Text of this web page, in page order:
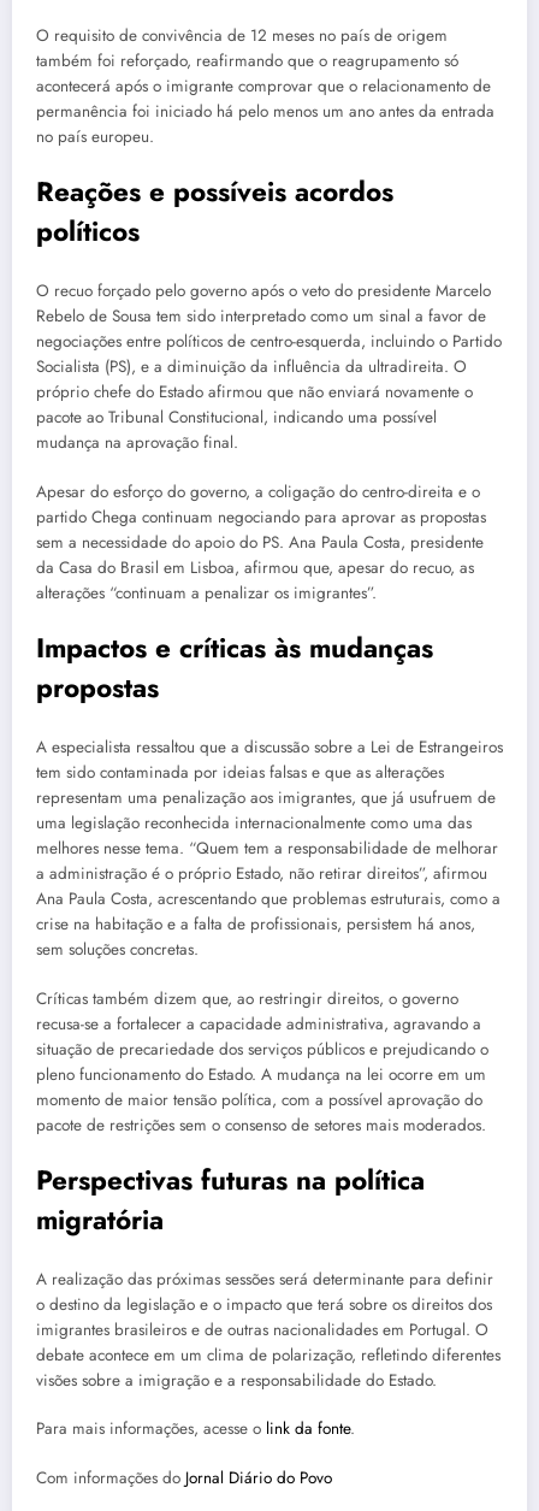
O requisito de convivência de 12 meses no país de origem
também foi reforçado, reafirmando que o reagrupamento só
acontecerá após o imigrante comprovar que o relacionamento de
permanência foi iniciado há pelo menos um ano antes da entrada
no país europeu.
Reações e possíveis acordos
políticos
O recuo forçado pelo governo após o veto do presidente Marcelo
Rebelo de Sousa tem sido interpretado como um sinal a favor de
negociações entre políticos de centro-esquerda, incluindo o Partido
Socialista (PS), e a diminuição da influência da ultradireita. O
próprio chefe do Estado afirmou que não enviará novamente o
pacote ao Tribunal Constitucional, indicando uma possível
mudança na aprovação final.
Apesar do esforço do governo, a coligação do centro-direita e o
partido Chega continuam negociando para aprovar as propostas
sem a necessidade do apoio do PS. Ana Paula Costa, presidente
da Casa do Brasil em Lisboa, afirmou que, apesar do recuo, as
alterações “continuam a penalizar os imigrantes”.
Impactos e críticas às mudanças
propostas
A especialista ressaltou que a discussão sobre a Lei de Estrangeiros
tem sido contaminada por ideias falsas e que as alterações
representam uma penalização aos imigrantes, que já usufruem de
uma legislação reconhecida internacionalmente como uma das
melhores nesse tema. “Quem tem a responsabilidade de melhorar
a administração é o próprio Estado, não retirar direitos”, afirmou
Ana Paula Costa, acrescentando que problemas estruturais, como a
crise na habitação e a falta de profissionais, persistem há anos,
sem soluções concretas.
Críticas também dizem que, ao restringir direitos, o governo
recusa-se a fortalecer a capacidade administrativa, agravando a
situação de precariedade dos serviços públicos e prejudicando o
pleno funcionamento do Estado. A mudança na lei ocorre em um
momento de maior tensão política, com a possível aprovação do
pacote de restrições sem o consenso de setores mais moderados.
Perspectivas futuras na política
migratória
A realização das próximas sessões será determinante para definir
o destino da legislação e o impacto que terá sobre os direitos dos
imigrantes brasileiros e de outras nacionalidades em Portugal. O
debate acontece em um clima de polarização, refletindo diferentes
visões sobre a imigração e a responsabilidade do Estado.
Para mais informações, acesse o link da fonte.
Com informações do Jornal Diário do Povo